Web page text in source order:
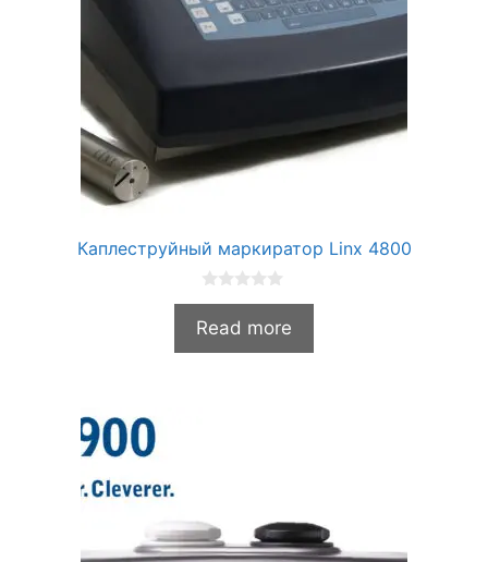
Каплеструйный маркиратор Linx 4800
0
з
Read more